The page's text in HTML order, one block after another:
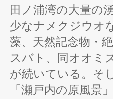
田ノ浦湾の大量の
少なナメクジウオ
藻、天然記念物・
スバト、同オオミ
が続いている。そ
「瀬戸内の原風景